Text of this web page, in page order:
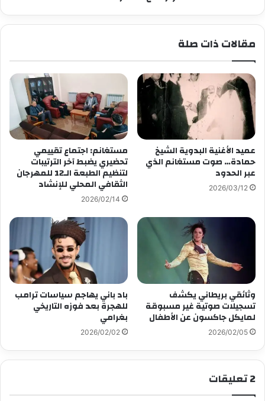
مقالات ذات صلة
عميد الأغنية البدوية الشيخ
حمادة… صوت مستغانم الذي
عبر الحدود
2026/03/12
مستغانم: اجتماع تقييمي
تحضيري يضبط آخر الترتيبات
لتنظيم الطبعة الـ12 للمهرجان
الثقافي المحلي للإنشاد
2026/02/14
وثائقي بريطاني يكشف
تسجيلات صوتية غير مسبوقة
لمايكل جاكسون عن الأطفال
2026/02/05
باد باني يهاجم سياسات ترامب
للهجرة بعد فوزه التاريخي
بغرامي
2026/02/02
‫2 تعليقات